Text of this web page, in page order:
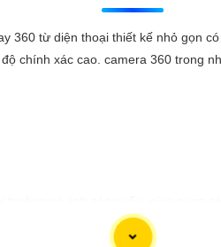
360 từ diện thoại thiết kế nhỏ gọn
chính xác cao. camera 360 trong
động xung quanh, hình ảnh có màu